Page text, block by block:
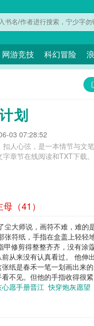
网游竞技 科幻冒险
划
03 07:28:52
人心弦，是一本情节与
章节在线阅读和TXT下载。
（41）
大师说，画符不难，难
符纸，手指在盒盖上轻
修剪得整整齐齐，没有涂
从来没有认真看过。 他
纸是春禾一笔一划画出来
不见。但他的手指收得
心愿手册晋江快穿炮灰愿望